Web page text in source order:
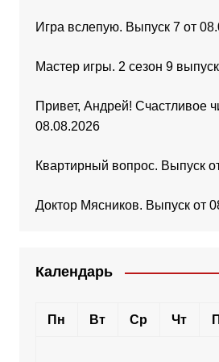
Игра вслепую. Выпуск 7 от
Мастер игры. 2 сезон 9
Привет, Андрей! Счастливое
08.08.2026
Квартирный вопрос. Выпуск
Доктор Мясников. Выпуск от
Календарь
Пн Вт Ср Чт